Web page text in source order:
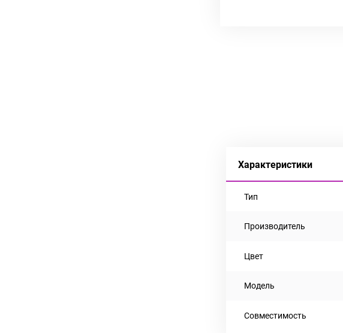
Характеристики
Тип
Производитель
Цвет
Модель
Совместимость